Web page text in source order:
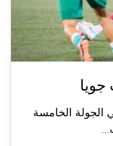
على جويا الرياضي 2-1، في الجولة الخامسة